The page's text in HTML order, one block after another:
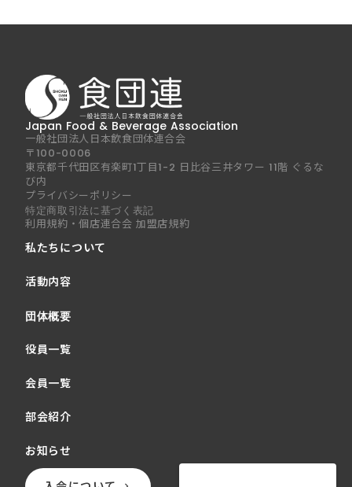
Japan Food & Beverage Association
一般社団法人日本飲食団体連合会
〒100-0006
東京都千代田区有楽町1丁目1-2 日比谷三井タワー 11階 ぐるな
び内
プライバシーポリシー
特定商取引法に基づく表記
利用規約・個店連合会 加盟店規約
私たちについて
活動内容
団体概要
役員一覧
会員一覧
部会紹介
お知らせ